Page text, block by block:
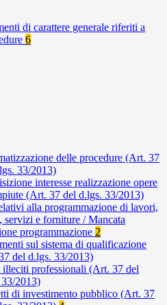
di carattere generale riferiti a
6
delle procedure (Art. 37
33/2013)
interesse realizzazione opere
(Art. 37 del d.lgs. 33/2013)
alla programmazione di lavori,
servizi e forniture / Mancata
programmazione 2
sul sistema di qualificazione
del d.lgs. 33/2013)
professionali (Art. 37 del
2013)
di investimento pubblico (Art. 37